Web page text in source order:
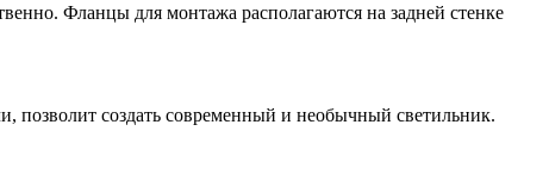
Фланцы для монтажа располагаются на задней стенке
позволит создать современный и необычный светильник.